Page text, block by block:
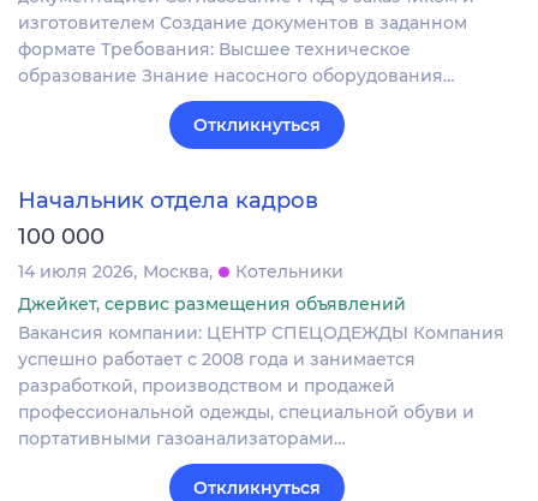
изготовителем Создание документов в заданном
формате Требования: Высшее техническое
образование Знание насосного оборудования…
Откликнуться
Начальник отдела кадров
100 000
14 июля 2026 Москва
Котельники
Джейкет, сервис размещения объявлений
Вакансия компании: ЦЕНТР СПЕЦОДЕЖДЫ Компания
успешно работает с 2008 года и занимается
разработкой, производством и продажей
профессиональной одежды, специальной обуви и
портативными газоанализаторами…
Откликнуться